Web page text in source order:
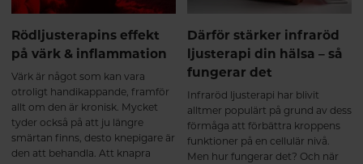
Rödljusterapins effekt
på värk & inflammation
Värk är något som kan vara
otroligt handikappande, framför
allt om den är kronisk. Mycket
tyder också på att ju längre
smärtan finns, desto knepigare är
den att behandla. Att knapra
Därför stärker infraröd
ljusterapi din hälsa – så
fungerar det
Infraröd ljusterapi har blivit
alltmer populärt på grund av dess
förmåga att förbättra kroppens
funktioner på en cellulär nivå.
Men hur fungerar det? Och när